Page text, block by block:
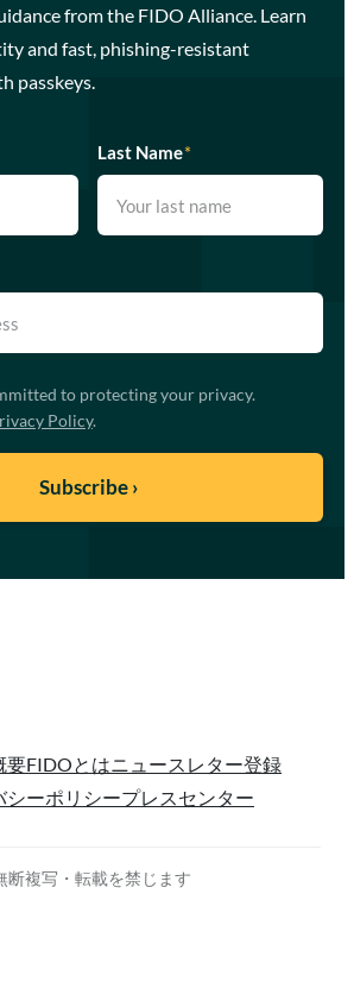
from the FIDO Alliance. Learn
and fast, phishing-resistant
passkeys.
Last Name*
to protecting your privacy.
Policy.
要FIDOとは ニュースレター登録
シーポリシープレスセンター
複写・転載を禁じます